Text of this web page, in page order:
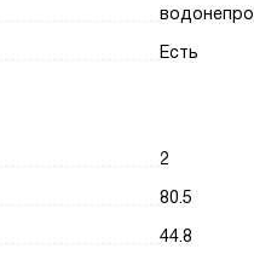
Есть
2
80.5
44.8